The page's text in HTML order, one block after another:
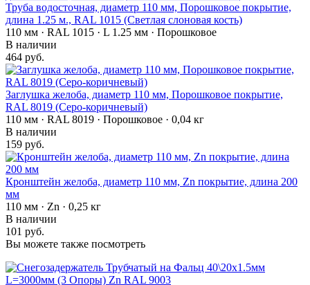
Труба водосточная, диаметр 110 мм, Порошковое покрытие,
длина 1.25 м., RAL 1015 (Светлая слоновая кость)
110 мм · RAL 1015 · L 1.25 мм · Порошковое
В наличии
464 руб.
Заглушка желоба, диаметр 110 мм, Порошковое покрытие,
RAL 8019 (Серо-коричневый)
110 мм · RAL 8019 · Порошковое · 0,04 кг
В наличии
159 руб.
Кронштейн желоба, диаметр 110 мм, Zn покрытие, длина 200
мм
110 мм · Zn · 0,25 кг
В наличии
101 руб.
Вы можете также посмотреть